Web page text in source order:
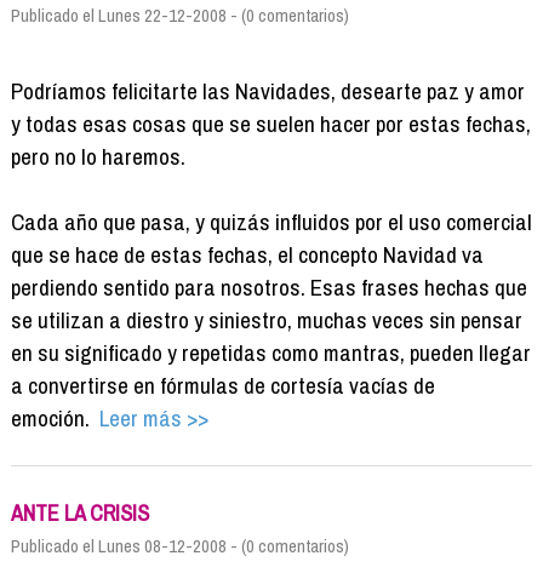
Publicado el Lunes 22-12-2008 - (0 comentarios)
Podríamos felicitarte las Navidades, desearte paz y amor
y todas esas cosas que se suelen hacer por estas fechas,
pero no lo haremos.
Cada año que pasa, y quizás influidos por el uso comercial
que se hace de estas fechas, el concepto Navidad va
perdiendo sentido para nosotros. Esas frases hechas que
se utilizan a diestro y siniestro, muchas veces sin pensar
en su significado y repetidas como mantras, pueden llegar
a convertirse en fórmulas de cortesía vacías de
emoción. Leer más >>
ANTE LA CRISIS
Publicado el Lunes 08-12-2008 - (0 comentarios)